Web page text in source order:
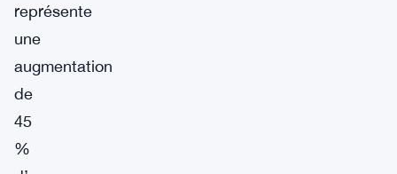
représente
une
augmentation
de
45
%